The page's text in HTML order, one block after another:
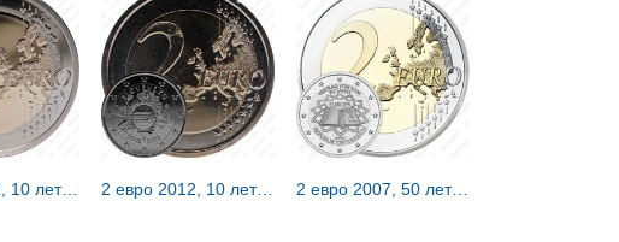
2 евро 2012, 10 лет наличного евро [Кипр] 2 евро 2012, 10 лет наличного евро [Словакия] 2 евро 2007, 50 лет Римскому договору [Австрия]